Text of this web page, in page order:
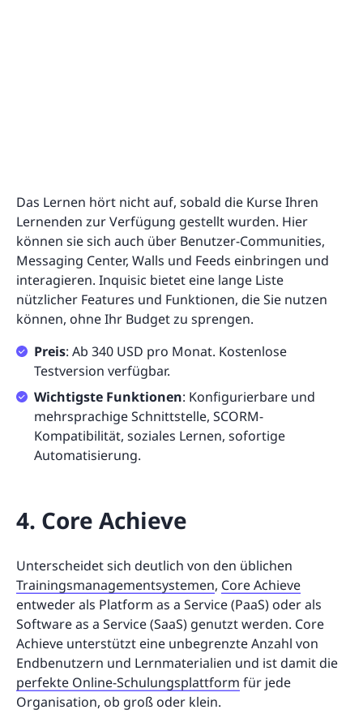
Das Lernen hört nicht auf, sobald die Kurse Ihren
Lernenden zur Verfügung gestellt wurden. Hier
können sie sich auch über Benutzer-Communities,
Messaging Center, Walls und Feeds einbringen und
interagieren. Inquisic bietet eine lange Liste
nützlicher Features und Funktionen, die Sie nutzen
können, ohne Ihr Budget zu sprengen.
Preis: Ab 340 USD pro Monat. Kostenlose
Testversion verfügbar.
Wichtigste Funktionen: Konfigurierbare und
mehrsprachige Schnittstelle, SCORM-
Kompatibilität, soziales Lernen, sofortige
Automatisierung.
4. Core Achieve
Unterscheidet sich deutlich von den üblichen
Trainingsmanagementsystemen, Core Achieve
entweder als Platform as a Service (PaaS) oder als
Software as a Service (SaaS) genutzt werden. Core
Achieve unterstützt eine unbegrenzte Anzahl von
Endbenutzern und Lernmaterialien und ist damit die
perfekte Online-Schulungsplattform für jede
Organisation, ob groß oder klein.